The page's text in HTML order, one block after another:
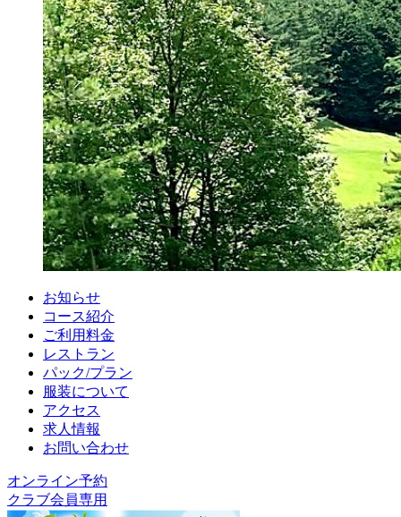
お知らせ
コース紹介
ご利用料金
レストラン
パック/プラン
服装について
アクセス
求人情報
お問い合わせ
オンライン予約
クラブ会員専用